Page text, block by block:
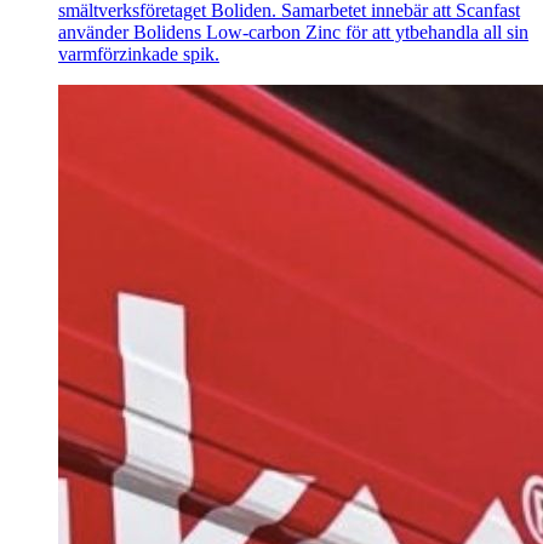
smältverksföretaget Boliden. Samarbetet innebär att Scanfast
använder Bolidens Low-carbon Zinc för att ytbehandla all sin
varmförzinkade spik.